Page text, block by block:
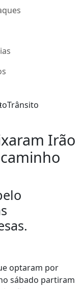
Trânsito
Irão
optaram por
sábado partiram